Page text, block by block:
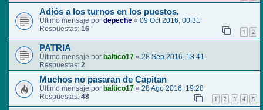
Adiós a los turnos en los puestos.
Último mensaje por depeche « 09 Oct 2016, 00:31
Respuestas: 16 1 2
PATRIA
Último mensaje por baltico17 « 28 Sep 2016, 18:41
Respuestas: 2
Muchos no pasaran de Capitan
Último mensaje por baltico17 « 28 Ago 2016, 19:28
Respuestas: 48 1 2 3 4 5